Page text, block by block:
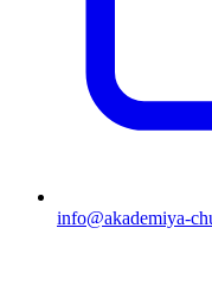
info@akademiya-